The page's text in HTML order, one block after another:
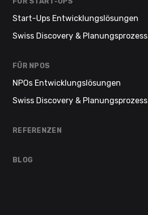
Start-Ups Entwicklungslösungen
Swiss Discovery & Planungsprozess
FÜR NPOS
NPOs Entwicklungslösungen
Swiss Discovery & Planungsprozess
REFERENZEN
BLOG